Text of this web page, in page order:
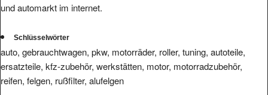
und automarkt im internet.
Schlüsselwörter
auto, gebrauchtwagen, pkw, motorräder, roller, tuning, autoteile,
ersatzteile, kfz-zubehör, werkstätten, motor, motorradzubehör,
reifen, felgen, rußfilter, alufelgen